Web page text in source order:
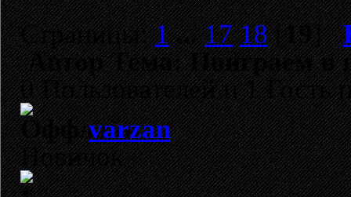
Страницы:1 ...17 18[19]
АвторТема: Поиграем в
0 Пользователей и 1 Гость
varzan
Новичок